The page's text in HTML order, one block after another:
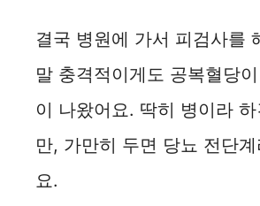
y
V
결국 병원에 가서 피검사를
말 충격적이게도 공복혈당
이 나왔어요. 딱히 병이라
만, 가만히 두면 당뇨 전단
요.